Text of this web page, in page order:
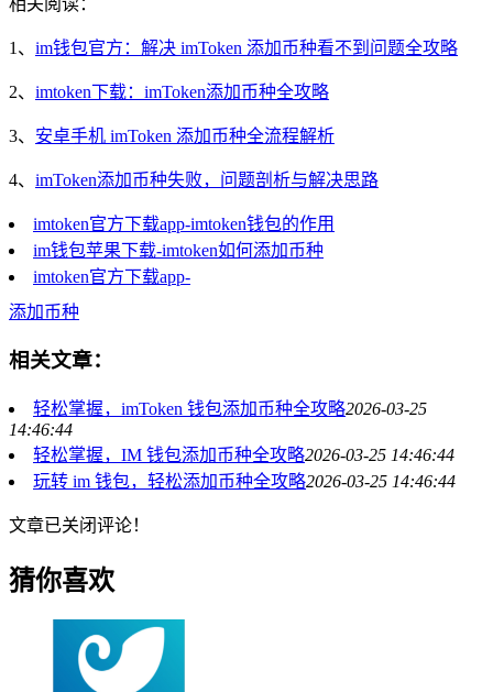
1、 im钱包官方：解决 imToken 添加币种看不到问题全攻略
2、 imtoken下载：imToken添加币种全攻略
3、 安卓手机 imToken 添加币种全流程解析
4、 imToken添加币种失败，问题剖析与解决思路
imtoken官方下载app-imtoken钱包的作用
im钱包苹果下载-imtoken如何添加币种
imtoken官方下载app-
添加币种
相关文章：
轻松掌握，imToken 钱包添加币种全攻略2026-03-25
14:46:44
轻松掌握，IM 钱包添加币种全攻略2026-03-25 14:46:44
玩转 im 钱包，轻松添加币种全攻略2026-03-25 14:46:44
文章已关闭评论！
猜你喜欢